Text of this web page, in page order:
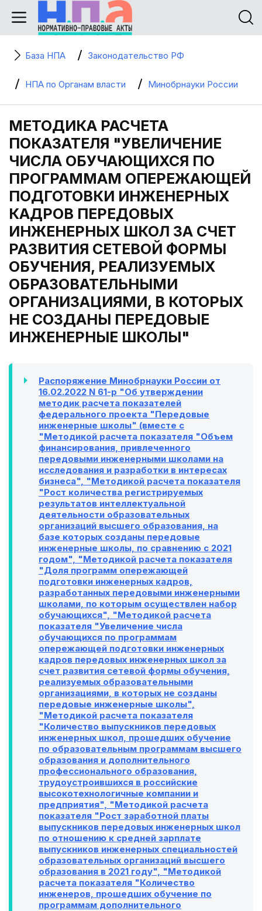
База НПА Законодательство РФ
НПА по Органам власти Минобрнауки России
МЕТОДИКА РАСЧЕТА
ПОКАЗАТЕЛЯ "УВЕЛИЧЕНИЕ
ЧИСЛА ОБУЧАЮЩИХСЯ ПО
ПРОГРАММАМ ОПЕРЕЖАЮЩЕЙ
ПОДГОТОВКИ ИНЖЕНЕРНЫХ
КАДРОВ ПЕРЕДОВЫХ
ИНЖЕНЕРНЫХ ШКОЛ ЗА СЧЕТ
РАЗВИТИЯ СЕТЕВОЙ ФОРМЫ
ОБУЧЕНИЯ, РЕАЛИЗУЕМЫХ
ОБРАЗОВАТЕЛЬНЫМИ
ОРГАНИЗАЦИЯМИ, В КОТОРЫХ
НЕ СОЗДАНЫ ПЕРЕДОВЫЕ
ИНЖЕНЕРНЫЕ ШКОЛЫ"
Распоряжение Минобрнауки России от
16.02.2022 N 61-р "Об утверждении
методик расчета показателей
федерального проекта "Передовые
инженерные школы" (вместе с
"Методикой расчета показателя "Объем
финансирования, привлеченного
передовыми инженерными школами на
исследования и разработки в интересах
бизнеса", "Методикой расчета показателя
"Рост количества регистрируемых
результатов интеллектуальной
деятельности образовательных
организаций высшего образования, на
базе которых созданы передовые
инженерные школы, по сравнению с 2021
годом", "Методикой расчета показателя
"Доля программ опережающей
подготовки инженерных кадров,
разработанных передовыми инженерными
школами, по которым осуществлен набор
обучающихся", "Методикой расчета
показателя "Увеличение числа
обучающихся по программам
опережающей подготовки инженерных
кадров передовых инженерных школ за
счет развития сетевой формы обучения,
реализуемых образовательными
организациями, в которых не созданы
передовые инженерные школы",
"Методикой расчета показателя
"Количество выпускников передовых
инженерных школ, прошедших обучение
по образовательным программам высшего
образования и дополнительного
профессионального образования,
трудоустроившихся в российские
высокотехнологичные компании и
предприятия", "Методикой расчета
показателя "Рост заработной платы
выпускников передовых инженерных школ
по отношению к средней зарплате
выпускников инженерных специальностей
образовательных организаций высшего
образования в 2021 году", "Методикой
расчета показателя "Количество
инженеров, прошедших обучение по
программам дополнительного